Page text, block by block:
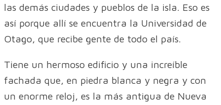
las demás ciudades y pueblos de la isla. Eso es
así porque allí se encuentra la Universidad de
Otago, que recibe gente de todo el país.
Tiene un hermoso edificio y una increíble
fachada que, en piedra blanca y negra y con
un enorme reloj, es la más antigua de Nueva